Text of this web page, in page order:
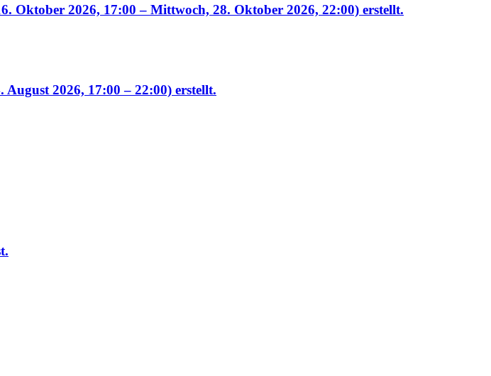
Oktober 2026, 17:00 – Mittwoch, 28. Oktober 2026, 22:00) erstellt.
August 2026, 17:00 – 22:00) erstellt.